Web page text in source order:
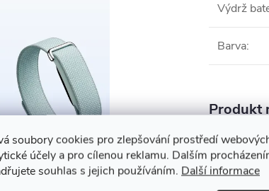
soubory cookies pro zlepšování prostředí
účely a pro cílenou reklamu. Dalším
souhlas s jejich používáním. Další informace
Výdrž
Barva:
Produkt
Chytré